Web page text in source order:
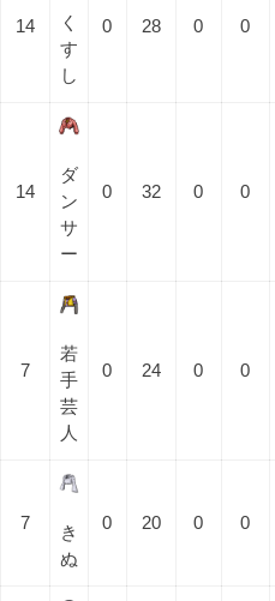
14
く
す
し
0 28 0 0
14
ダ
ン
サ
ー
0 32 0 0
7
若
手
芸
人
0 24 0 0
7
き
ぬ
0 20 0 0